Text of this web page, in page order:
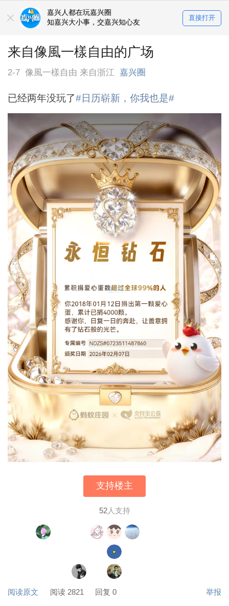
嘉兴人都在玩嘉兴圈
知嘉兴大小事，交嘉兴知心友
直接打开
来自像風一樣自由的广场
2-7 像風一樣自由 来自浙江 嘉兴圈
已经两年没玩了#日历崭新，你我也是#
支持楼主
52人支持
阅读原文 阅读 2821 回复 0 举报